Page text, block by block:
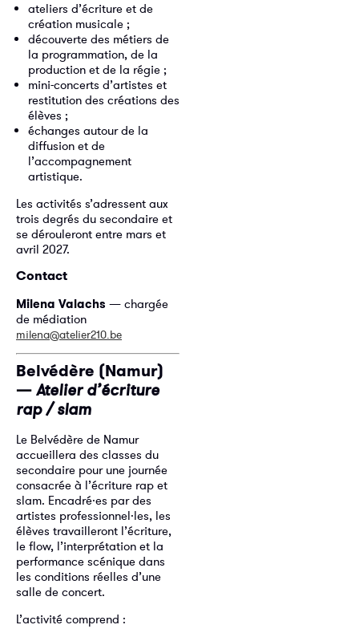
ateliers d’écriture et de
création musicale ;
découverte des métiers de
la programmation, de la
production et de la régie ;
mini-concerts d’artistes et
restitution des créations des
élèves ;
échanges autour de la
diffusion et de
l’accompagnement
artistique.
Les activités s’adressent aux
trois degrés du secondaire et
se dérouleront entre mars et
avril 2027.
Contact
Milena Valachs — chargée
de médiation
milena@atelier210.be
Belvédère (Namur)
— Atelier d’écriture
rap / slam
Le Belvédère de Namur
accueillera des classes du
secondaire pour une journée
consacrée à l’écriture rap et
slam. Encadré·es par des
artistes professionnel·les, les
élèves travailleront l’écriture,
le flow, l’interprétation et la
performance scénique dans
les conditions réelles d’une
salle de concert.
L’activité comprend :